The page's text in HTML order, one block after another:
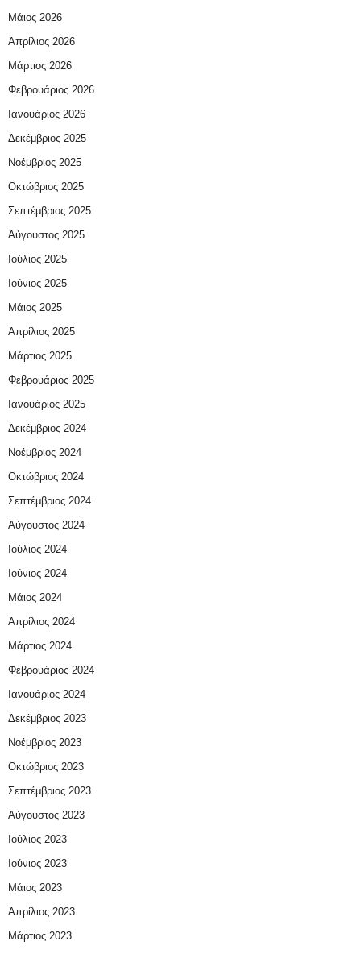
Μάιος 2026
Απρίλιος 2026
Μάρτιος 2026
Φεβρουάριος 2026
Ιανουάριος 2026
Δεκέμβριος 2025
Νοέμβριος 2025
Οκτώβριος 2025
Σεπτέμβριος 2025
Αύγουστος 2025
Ιούλιος 2025
Ιούνιος 2025
Μάιος 2025
Απρίλιος 2025
Μάρτιος 2025
Φεβρουάριος 2025
Ιανουάριος 2025
Δεκέμβριος 2024
Νοέμβριος 2024
Οκτώβριος 2024
Σεπτέμβριος 2024
Αύγουστος 2024
Ιούλιος 2024
Ιούνιος 2024
Μάιος 2024
Απρίλιος 2024
Μάρτιος 2024
Φεβρουάριος 2024
Ιανουάριος 2024
Δεκέμβριος 2023
Νοέμβριος 2023
Οκτώβριος 2023
Σεπτέμβριος 2023
Αύγουστος 2023
Ιούλιος 2023
Ιούνιος 2023
Μάιος 2023
Απρίλιος 2023
Μάρτιος 2023